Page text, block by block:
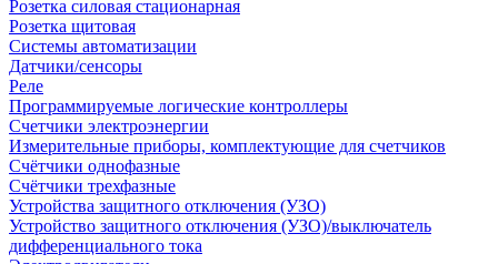
Розетка силовая стационарная
Розетка щитовая
Системы автоматизации
Датчики/сенсоры
Реле
Программируемые логические контроллеры
Счетчики электроэнергии
Измерительные приборы, комплектующие для счетчиков
Счётчики однофазные
Счётчики трехфазные
Устройства защитного отключения (УЗО)
Устройство защитного отключения (УЗО)/выключатель
дифференциального тока